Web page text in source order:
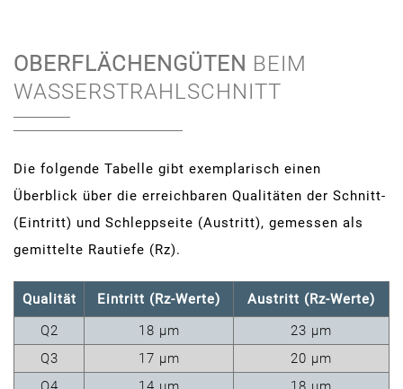
OBERFLÄCHENGÜTEN BEIM
WASSERSTRAHLSCHNITT
Die folgende Tabelle gibt exemplarisch einen
Überblick über die erreichbaren Qualitäten der Schnitt-
(Eintritt) und Schleppseite (Austritt), gemessen als
gemittelte Rautiefe (Rz).
Qualität Eintritt (Rz-Werte)
Austritt (Rz-Werte)
Q2
18 µm
23 µm
Q3
17 µm
20 µm